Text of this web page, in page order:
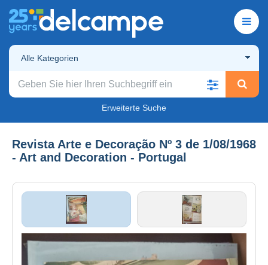
Alle Kategorien
Erweiterte Suche
Revista Arte e Decoração Nº 3 de 1/08/1968
- Art and Decoration - Portugal